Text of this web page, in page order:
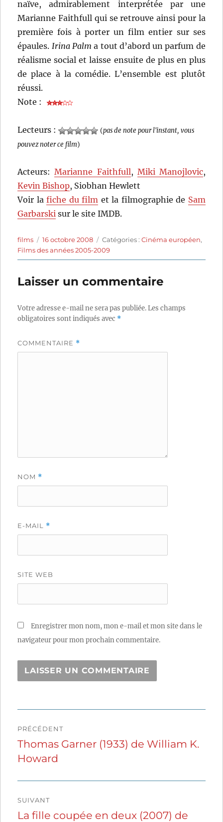
naïve, admirablement interprétée par une
Marianne Faithfull qui se retrouve ainsi pour la
première fois à porter un film entier sur ses
épaules. Irina Palm a tout d’abord un parfum de
réalisme social et laisse ensuite de plus en plus
de place à la comédie. L’ensemble est plutôt
réussi.
Note :
Lecteurs : (pas de note pour l'instant, vous
pouvez noter ce film)
Acteurs:Marianne Faithfull, Miki Manojlovic,
Kevin Bishop, Siobhan Hewlett
Voir lafiche du film et la filmographie de Sam
Garbarski sur le site IMDB.
Auteur
films
Publié
le
16 octobre 2008 Catégories
Catégories :Cinéma européen,
Films des années 2005-2009
Laisser un commentaire
Votre adresse e-mail ne sera pas publiée.Les champs
obligatoires sont indiqués avec *
COMMENTAIRE *
NOM *
E-MAIL *
SITE WEB
Enregistrer mon nom, mon e-mail et mon site dans le
navigateur pour mon prochain commentaire.
de
l’article
PRÉCÉDENT
Publication
précédente :
Thomas Garner (1933) de William K.
Howard
SUIVANT
Publication
La fille coupée en deux (2007) de